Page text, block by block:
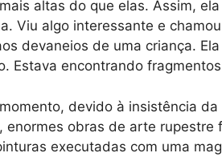
altas do que elas. Assim,
Viu algo interessante e
devaneios de uma criança.
Estava encontrando
devido à insistência
enormes obras de arte
executadas com uma